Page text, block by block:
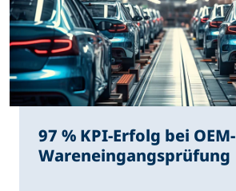
97 % KPI-Erfolg bei OEM-
Wareneingangsprüfung